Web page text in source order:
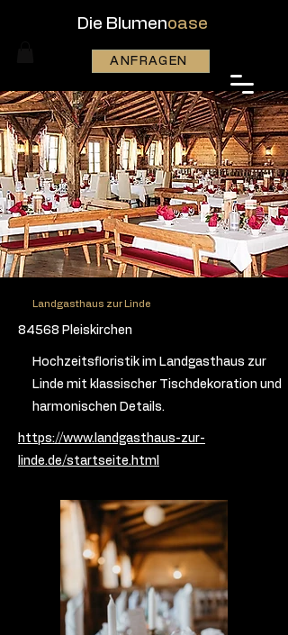
Die Blumenoase
ANFRAGEN
Landgasthaus zur Linde
84568 Pleiskirchen
Hochzeitsfloristik im Landgasthaus zur
Linde mit klassischer Tischdekoration und
harmonischen Details.
https://www.landgasthaus-zur-
linde.de/startseite.html